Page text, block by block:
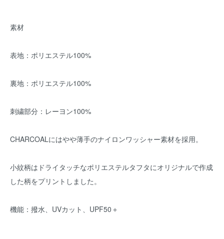
素材
表地：ポリエステル100%
裏地：ポリエステル100%
刺繍部分：レーヨン100%
CHARCOALにはやや薄手のナイロンワッシャー素材を採用。
小紋柄はドライタッチなポリエステルタフタにオリジナルで作成
した柄をプリントしました。
機能：撥水、UVカット、UPF50＋